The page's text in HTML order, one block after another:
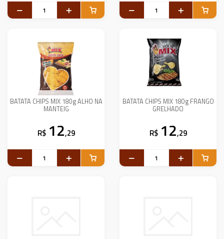
BATATA CHIPS MIX 180g ALHO NA
MANTEIG
R$ 12,29
BATATA CHIPS MIX 180g FRANGO
GRELHADO
R$ 12,29